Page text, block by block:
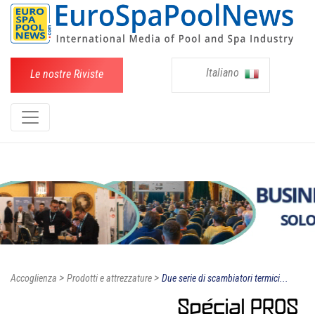
Le nostre Riviste Italiano
Accoglienza > Prodotti e attrezzature> Due serie di scambiatori termici...